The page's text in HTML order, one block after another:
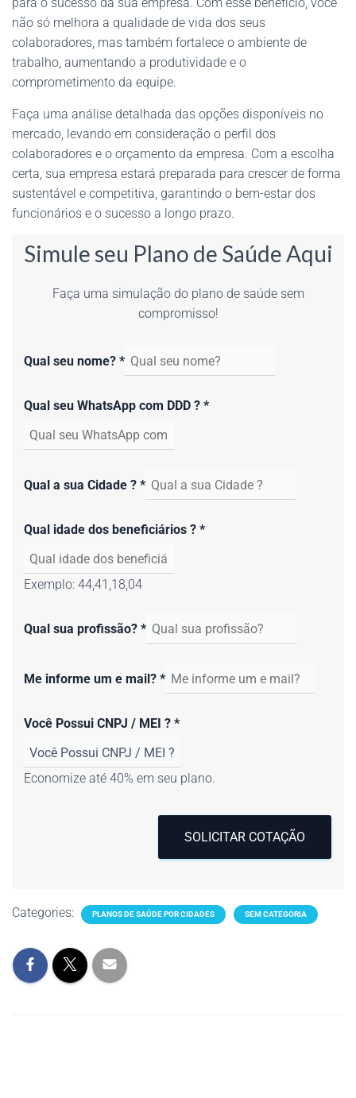
não só melhora a qualidade de vida dos seus
colaboradores, mas também fortalece o ambiente de
trabalho, aumentando a produtividade e o
comprometimento da equipe.
Faça uma análise detalhada das opções disponíveis no
mercado, levando em consideração o perfil dos
colaboradores e o orçamento da empresa. Com a escolha
certa, sua empresa estará preparada para crescer de forma
sustentável e competitiva, garantindo o bem-estar dos
funcionários e o sucesso a longo prazo.
Simule seu Plano de Saúde Aqui
Faça uma simulação do plano de saúde sem
compromisso!
Qual seu nome? *
Qual seu WhatsApp com DDD ? *
Qual a sua Cidade ? *
Qual idade dos beneficiários ? *
Exemplo: 44,41,18,04
Qual sua profissão? *
Me informe um e mail? *
Você Possui CNPJ / MEI ? *
Economize até 40% em seu plano.
SOLICITAR COTAÇÃO
Categories: PLANOS DE SAÚDE POR CIDADES SEM CATEGORIA